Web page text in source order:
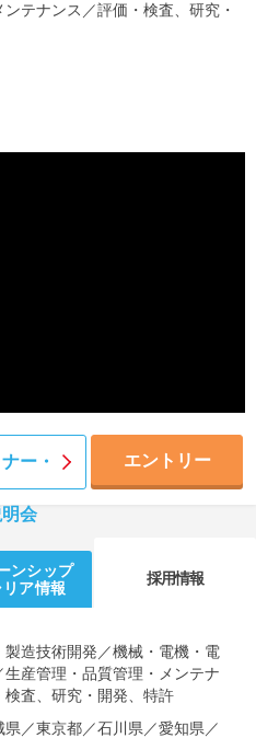
カウト お知らせ
テナンス ／評価・検査、研究・
ー・
会
エントリー
ンシップ
リア情報
採用情報
製造技術開発／機械・電機・電
生産管理・品質管理・メンテナ
検査、研究・開発、特許
県／東京都／石川県／愛知県／